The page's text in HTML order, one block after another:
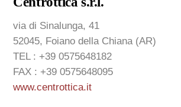
via di Sinalunga, 41
52045, Foiano della Chiana (AR)
TEL : +39 0575648182
FAX : +39 0575648095
www.centrottica.it